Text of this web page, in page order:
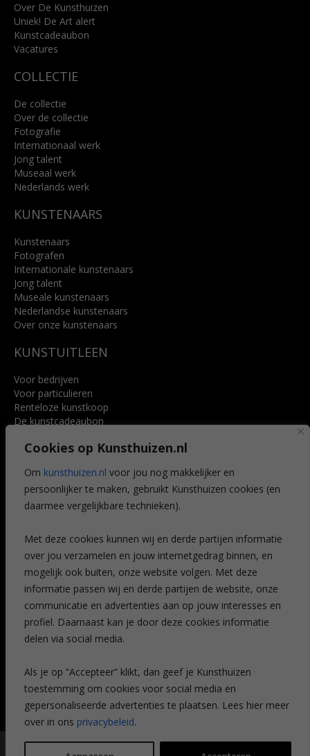
Cookies op Kunsthuizen.nl
Om kunsthuizen.nl voor jou nog makkelijker en
persoonlijker te maken, gebruikt Kunsthuizen cookies (en
daarmee vergelijkbare technieken).
Met deze cookies kunnen wij en derde partijen informatie
over jou verzamelen en jouw internetgedrag binnen, en
mogelijk ook buiten, onze website volgen. Met deze
informatie passen wij en derde partijen de website, onze
communicatie en advertenties aan op jouw interesses en
profiel. Daarnaast kan je door deze cookies informatie
delen via social media.
Als je op “Accepteer” klikt, dan geef je Kunsthuizen
toestemming om cookies voor social media en
gepersonaliseerde advertenties te plaatsen. Lees hier meer
over in ons privacybeleid.
info@kunsthuisbreda.nl
Lees meer
Over De Kunsthuizen
Uniek! De Art alert
Kunstcadeaubon
Vacatures
COLLECTIE
De collectie
Over de collectie
Fotografie
Internationaal werk
Jong talent
Museaal werk
Nederlands werk
KUNSTENAARS
Kunstenaars
Fotografen
Internationale kunstenaars
Jong talent
Museale kunstenaars
Nederlandse kunstenaars
Over onze kunstenaars
KUNSTUITLEEN
Voor bedrijven
Voor particulieren
Renteloze kunstkoop
De kunstcadeaubon
Voordelen
Veelgestelde vragen
CONTACT
Leiden
Amsterdam
Breda
Favorieten
Mijn art alert
NIEUWSBRIEF
© Kunsthuizen 2026 All rights reserved | Disclaimer|